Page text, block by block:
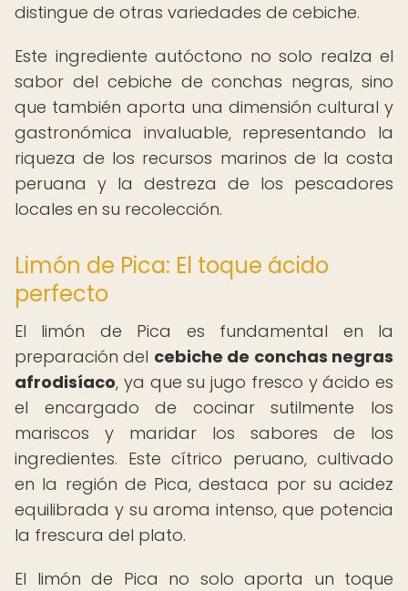
distingue de otras variedades de cebiche.
Este ingrediente autóctono no solo realza el
sabor del cebiche de conchas negras, sino
que también aporta una dimensión cultural y
gastronómica invaluable, representando la
riqueza de los recursos marinos de la costa
peruana y la destreza de los pescadores
locales en su recolección.
Limón de Pica: El toque ácido
perfecto
El limón de Pica es fundamental en la
preparación del cebiche de conchas negras
afrodisíaco, ya que su jugo fresco y ácido es
el encargado de cocinar sutilmente los
mariscos y maridar los sabores de los
ingredientes. Este cítrico peruano, cultivado
en la región de Pica, destaca por su acidez
equilibrada y su aroma intenso, que potencia
la frescura del plato.
El limón de Pica no solo aporta un toque